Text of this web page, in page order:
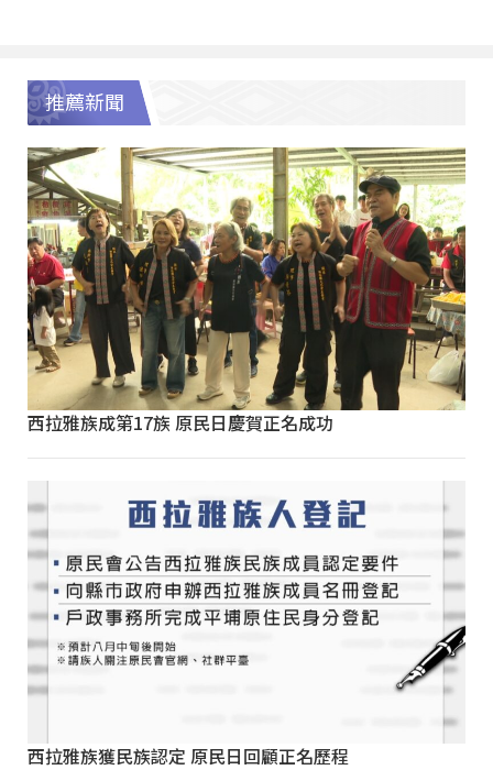
推薦新聞
西拉雅族成第17族 原民日慶賀正名成功
西拉雅族獲民族認定 原民日回顧正名歷程